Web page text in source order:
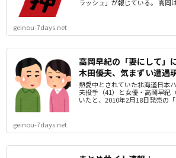
ラッシュ」が報じている。 高岡
geinou-7days.net
高岡早紀の「妻にして」
木田優夫、気まずい遭遇
熱愛中とされていた北海道日本
夫投手（41）と女優・高岡早紀
いたと、2010年2月18日発売の
geinou-7days.net